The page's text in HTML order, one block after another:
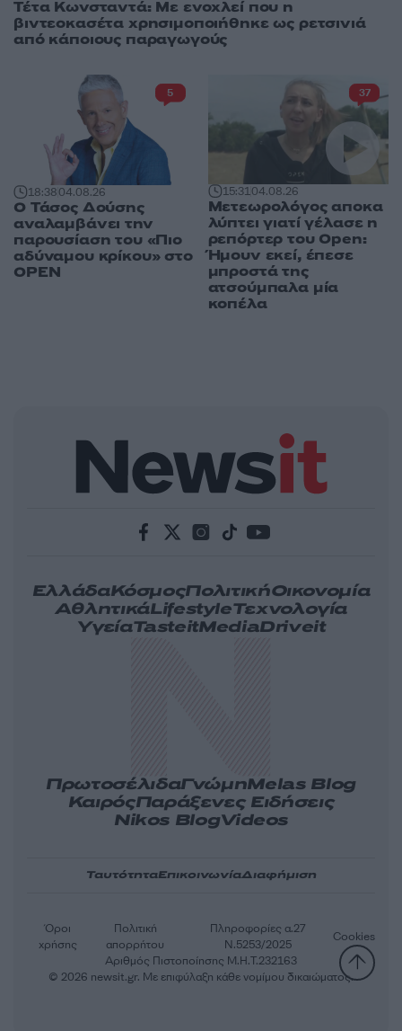
Τέτα Κωνσταντά: Με ενοχλεί που η
βιντεοκασέτα χρησιμοποιήθηκε ως ρετσινιά
από κάποιους παραγωγούς
18:3804.08.26
Ο Τάσος Δούσης
αναλαμβάνει την
παρουσίαση του «Πιο
αδύναμου κρίκου» στο
OPEN
5
15:3104.08.26
Μετεωρολόγος αποκα
λύπτει γιατί γέλασε η
ρεπόρτερ του Open:
Ήμουν εκεί, έπεσε
μπροστά της
ατσούμπαλα μία
κοπέλα
37
ΕλλάδαΚόσμοςΠολιτικήΟικονομία
ΑθλητικάLifestyleΤεχνολογία
ΥγείαTasteitMediaDriveit
ΠρωτοσέλιδαΓνώμηMelas Blog
ΚαιρόςΠαράξενες Ειδήσεις
Nikos BlogVideos
ΤαυτότηταΕπικοινωνίαΔιαφήμιση
Αριθμός Πιστοποίησης Μ.Η.Τ.232163
Όροι
χρήσης
Πολιτική
απορρήτου
Πληροφορίες α.27
Ν.5253/2025
Cookies
© 2026 newsit.gr. Με επιφύλαξη κάθε νομίμου δικαιώματος.